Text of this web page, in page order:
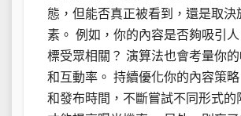
態，但能否真正被看到，還是取決
素。 例如，你的內容是否夠吸引
標受眾相關？ 演算法也會考量你
和互動率。 持續優化你的內容策
和發布時間，不斷嘗試不同形式的